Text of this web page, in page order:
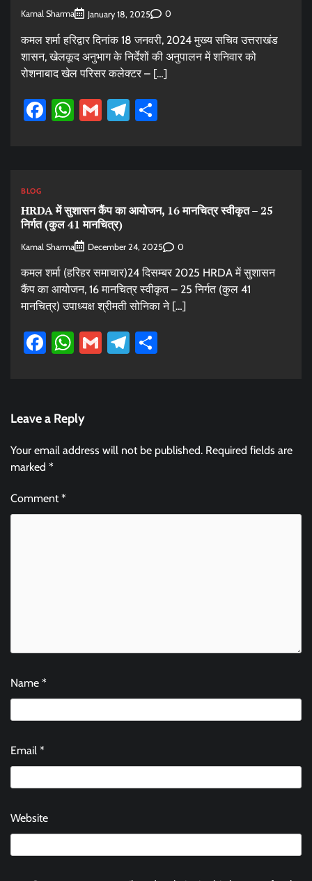
Kamal Sharma January 18, 2025 0
कमल शर्मा हरिद्वार दिनांक 18 जनवरी, 2024 मुख्य सचिव उत्तराखंड
शासन, खेलकूद अनुभाग के निर्देशों की अनुपालन में शनिवार को
रोशनाबाद खेल परिसर कलेक्टर – […]
Facebook
WhatsApp
GmailTelegram
BLOG
HRDA में सुशासन कैंप का आयोजन, 16 मानचित्र स्वीकृत – 25
निर्गत (कुल 41 मानचित्र)
Kamal Sharma December 24, 2025 0
कमल शर्मा (हरिहर समाचार)24 दिसम्बर 2025 HRDA में सुशासन
कैंप का आयोजन, 16 मानचित्र स्वीकृत – 25 निर्गत (कुल 41
मानचित्र) उपाध्यक्ष श्रीमती सोनिका ने […]
Facebook
WhatsApp
GmailTelegram
Leave a Reply
Your email address will not be published. Required fields are
marked *
Comment*
Name *
Email *
Website